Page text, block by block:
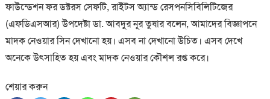
ফাউন্ডেশন ফর ডক্টরস সেফটি, রাইটস অ্যান্ড রেসপনসিবিলিটিজের
(এফডিএসআর) উপদেষ্টা ডা. আবদুর নূর তুষার বলেন, আমাদের বিজ্ঞাপনে
মাদক নেওয়ার সিন দেখানো হয়। এসব না দেখানো উচিত। এসব দেখে
অনেকে উৎসাহিত হয় এবং মাদক নেওয়ার কৌশল রপ্ত করে।
শেয়ার করুন